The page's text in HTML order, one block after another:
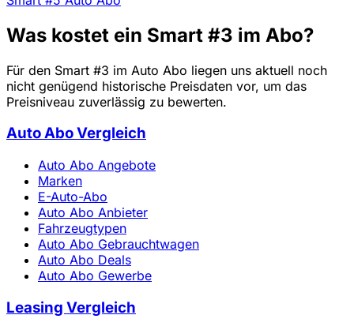
Was kostet ein Smart #3 im Abo?
Für den Smart #3 im Auto Abo liegen uns aktuell noch
nicht genügend historische Preisdaten vor, um das
Preisniveau zuverlässig zu bewerten.
Auto Abo Vergleich
Auto Abo Angebote
Marken
E-Auto-Abo
Auto Abo Anbieter
Fahrzeugtypen
Auto Abo Gebrauchtwagen
Auto Abo Deals
Auto Abo Gewerbe
Leasing Vergleich